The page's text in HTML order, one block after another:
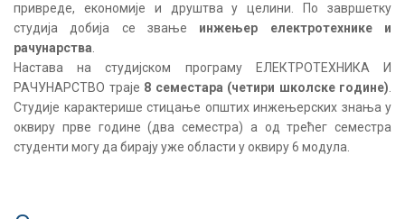
привреде, економије и друштва у целини. По завршетку
студија добија се звање инжењер електротехнике и
рачунарства.
Настава на студијском програму ЕЛЕКТРОТЕХНИКА И
РАЧУНАРСТВО траје 8 семестара (четири школске године).
Студије карактерише стицање општих инжењерских знања у
оквиру прве године (два семестра) а од трећег семестра
студенти могу да бирају уже области у оквиру 6 модула.